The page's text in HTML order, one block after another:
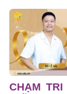
CHẠM